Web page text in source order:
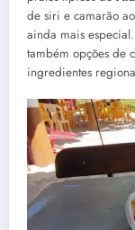
de siri e camarão
ainda mais
também opções de
ingredientes